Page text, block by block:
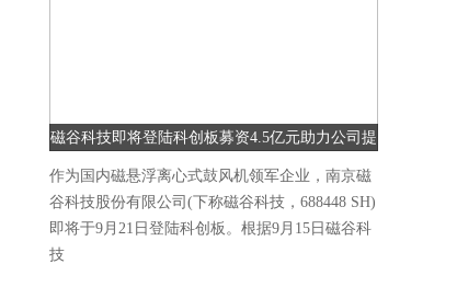
磁谷科技即将登陆科创板募资4.5亿元助力公司提
升研发能力
作为国内磁悬浮离心式鼓风机领军企业，南京磁
谷科技股份有限公司(下称磁谷科技，688448 SH)
即将于9月21日登陆科创板。根据9月15日磁谷科
技